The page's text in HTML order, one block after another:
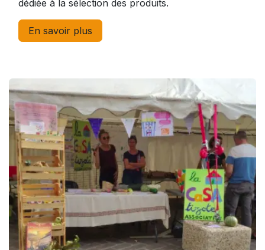
dédiée à la sélection des produits.
En savoir plus